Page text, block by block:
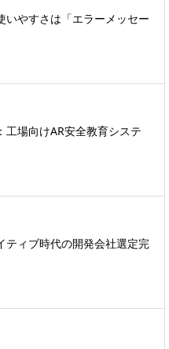
いやすさは「エラーメッセー
工場向けAR安全教育システ
ティブ時代の開発会社選定完